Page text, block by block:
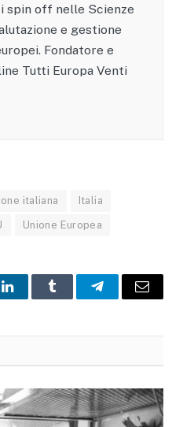
spin off nelle Scienze
e gestione
Fondatore e
Tutti Europa Venti
italiana Italia
Unione Europea
LinkedInTumblr TelegramEmail